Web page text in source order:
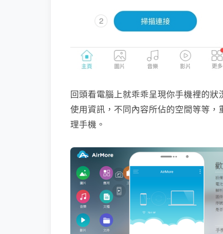
回頭看電腦上就乖乖呈現你手機裡的
使用資訊，不同內容所佔的空間等等
理手機。